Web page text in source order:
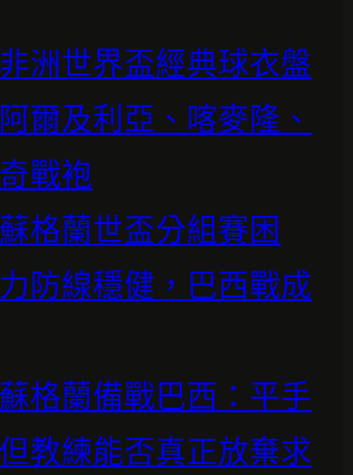
非洲世界盃經典球衣盤
爾及利亞、喀麥隆、
戰袍
蘇格蘭世盃分組賽困
防線穩健，巴西戰成
蘇格蘭備戰巴西：平手
教練能否真正放棄求